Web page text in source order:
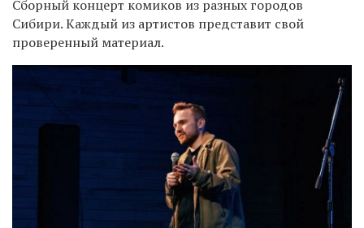
Сборный концерт комиков из разных городов
Сибири. Каждый из артистов представит свой
проверенный материал.